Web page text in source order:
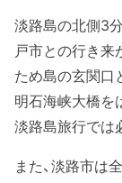
淡路島の北側3
戸市との行き来
ため島の玄関口
明石海峡大橋を
淡路島旅行では
また、淡路市は